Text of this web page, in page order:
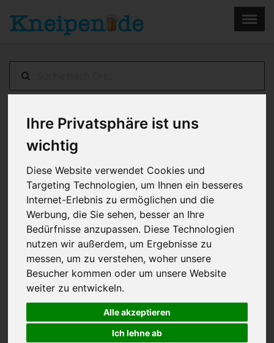
Ihre Privatsphäre ist uns
wichtig
Diese Website verwendet Cookies und
Targeting Technologien, um Ihnen ein besseres
Internet-Erlebnis zu ermöglichen und die
Werbung, die Sie sehen, besser an Ihre
Bedürfnisse anzupassen. Diese Technologien
nutzen wir außerdem, um Ergebnisse zu
messen, um zu verstehen, woher unsere
Besucher kommen oder um unsere Website
weiter zu entwickeln.
Alle akzeptieren
Ich lehne ab
Schönau> Landhotel Restaurant Zur
wegelnburg
Menu ×
Impressum